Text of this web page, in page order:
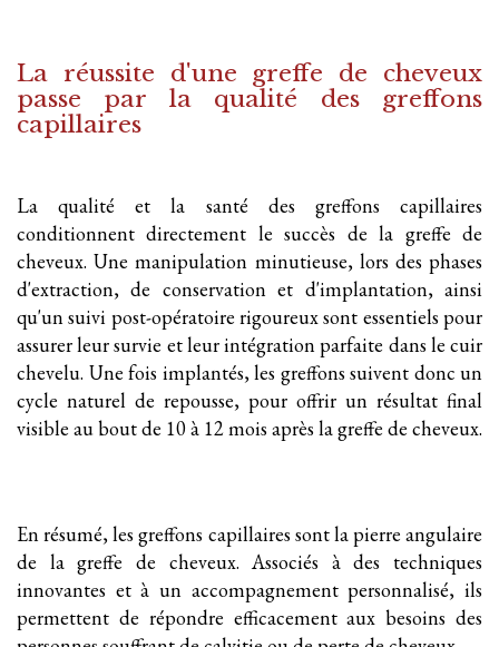
La réussite d'une greffe de cheveux
passe par la qualité des greffons
capillaires
La qualité et la santé des greffons capillaires
conditionnent directement le succès de la greffe de
cheveux. Une manipulation minutieuse, lors des phases
d'extraction, de conservation et d'implantation, ainsi
qu'un suivi post-opératoire rigoureux sont essentiels pour
assurer leur survie et leur intégration parfaite dans le cuir
chevelu. Une fois implantés, les greffons suivent donc un
cycle naturel de repousse, pour offrir un résultat final
visible au bout de 10 à 12 mois après la greffe de cheveux.
En résumé, les greffons capillaires sont la pierre angulaire
de la greffe de cheveux. Associés à des techniques
innovantes et à un accompagnement personnalisé, ils
permettent de répondre efficacement aux besoins des